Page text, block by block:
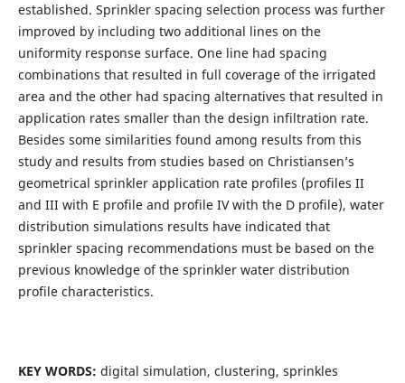
established. Sprinkler spacing selection process was further
improved by including two additional lines on the
uniformity response surface. One line had spacing
combinations that resulted in full coverage of the irrigated
area and the other had spacing alternatives that resulted in
application rates smaller than the design infiltration rate.
Besides some similarities found among results from this
study and results from studies based on Christiansen’s
geometrical sprinkler application rate profiles (profiles II
and III with E profile and profile IV with the D profile), water
distribution simulations results have indicated that
sprinkler spacing recommendations must be based on the
previous knowledge of the sprinkler water distribution
profile characteristics.
KEY WORDS: digital simulation, clustering, sprinkles